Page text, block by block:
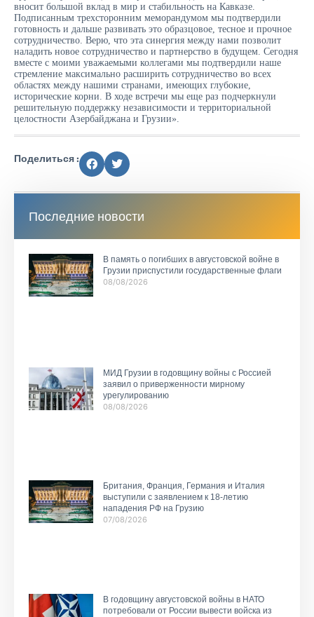
вносит большой вклад в мир и стабильность на Кавказе.
Подписанным трехсторонним меморандумом мы подтвердили
готовность и дальше развивать это образцовое, тесное и прочное
сотрудничество. Верю, что эта синергия между нами позволит
наладить новое сотрудничество и партнерство в будущем. Сегодня
вместе с моими уважаемыми коллегами мы подтвердили наше
стремление максимально расширить сотрудничество во всех
областях между нашими странами, имеющих глубокие,
исторические корни. В ходе встречи мы еще раз подчеркнули
решительную поддержку независимости и территориальной
целостности Азербайджана и Грузии».
Поделиться :
Последние новости
В память о погибших в августовской войне в
Грузии приспустили государственные флаги
08/08/2026
МИД Грузии в годовщину войны с Россией
заявил о приверженности мирному
урегулированию
08/08/2026
Британия, Франция, Германия и Италия
выступили с заявлением к 18-летию
нападения РФ на Грузию
07/08/2026
В годовщину августовской войны в НАТО
потребовали от России вывести войска из